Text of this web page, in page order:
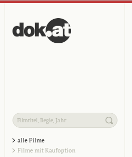
alle Filme
Filme mit Kaufoption